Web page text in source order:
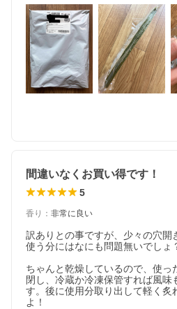
間違いなくお買い得です！
5
香り ： 非常に良い
訳ありとの事ですが、少々の穴開
使う分にはなにも問題無いでしょ
ちゃんと乾燥しているので、使っ
閉し、冷蔵か冷凍保管すれば風味
す。後に使用分取り出して軽く炙
よ！